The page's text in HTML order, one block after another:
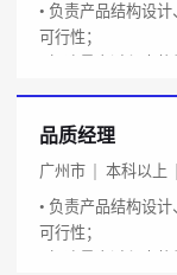
• 负责产品结构设
可行性；
品质经理
广州市 本科以上
• 负责产品结构设
可行性；